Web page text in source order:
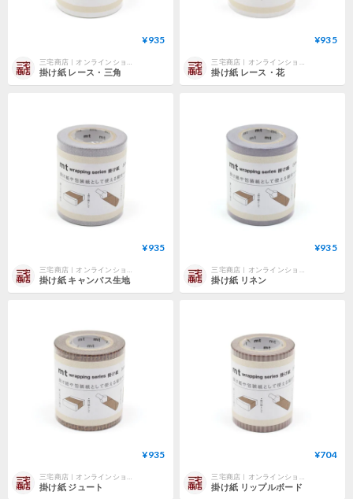
¥935
三宅商店｜オンラインショップ
掛け紙 レース・三角
¥935
三宅商店｜オンラインショップ
掛け紙 レース・花
¥935
掛け紙 キャンバス生地
¥935
掛け紙 リネン
¥935
掛け紙 ジュート
¥704
掛け紙 リップルボード